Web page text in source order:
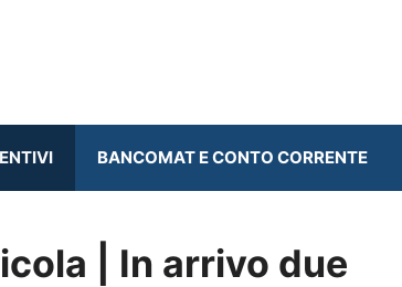
BANCOMAT E CONTO CORRENTE
| In arrivo due